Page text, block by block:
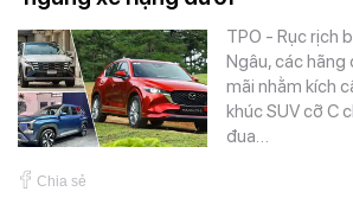
TPO - Rục rịch
Ngâu, các hãng
mãi nhằm kích
khúc SUV cỡ C
đua…
Chia sẻ